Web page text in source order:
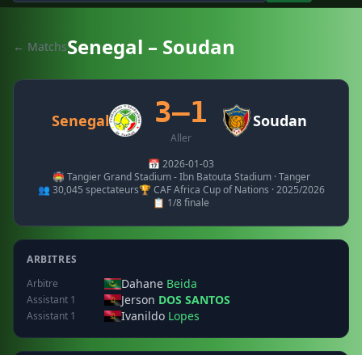
← MatchsSenegal – Soudan
Senegal 3–1
Aller
Soudan
📅 2026-01-03
🏟️ Tangier Grand Stadium - Ibn Batouta Stadium · Tanger
👥 30,045 spectateurs🏆 CAF Africa Cup of Nations · 2025/2026
📋 1/8 finale
ARBITRES
Arbitre
Dahane Beida
Assistant 1 Jerson DOS SANTOS
Assistant 1 Ivanildo Lopes